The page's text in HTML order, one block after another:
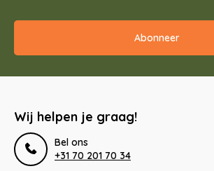
Abonneer
Wij helpen je graag!
Bel ons
+31 70 201 70 34